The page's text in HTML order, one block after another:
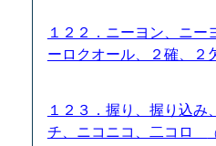
１２２．ニーヨン、ニー
ーロクオール、２確、
１２３．握り、握り込み
チ、ニコニコ、二コロ